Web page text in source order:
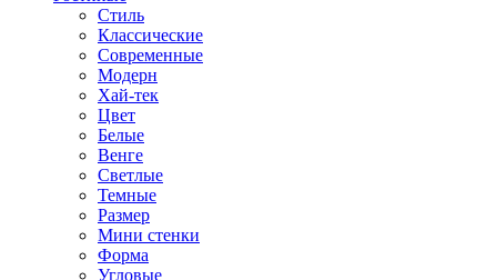
Стиль
Классические
Современные
Модерн
Хай-тек
Цвет
Белые
Венге
Светлые
Темные
Размер
Мини стенки
Форма
Угловые